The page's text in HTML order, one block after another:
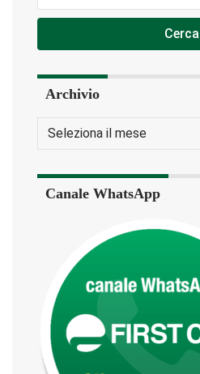
Cerca
Archivio
Canale WhatsApp